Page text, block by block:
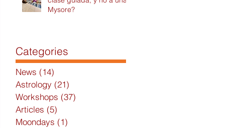
Mysore?
Categories
News (14)
Astrology (21)
Workshops (37)
Articles (5)
Moondays (1)